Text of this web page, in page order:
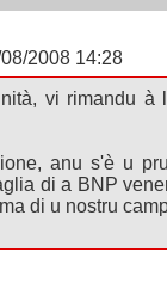
2008 14:28
vi rimandu à
anu s'è u
di a BNP
di u nostru